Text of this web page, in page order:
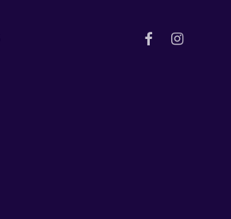
FACEBOOKINSTAGRAM